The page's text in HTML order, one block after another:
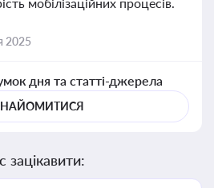
2025
дня та статті-джерела
зацікавити: